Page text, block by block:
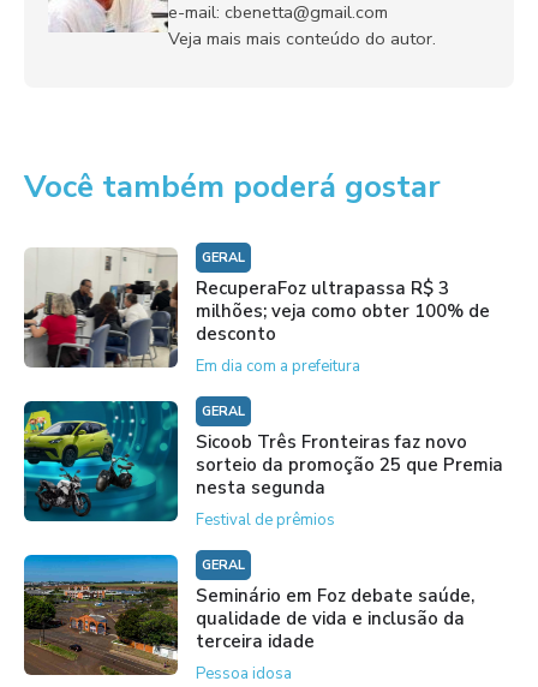
e-mail: cbenetta@gmail.com
Veja mais mais conteúdo do autor.
Você também poderá gostar
GERAL
RecuperaFoz ultrapassa R$ 3
milhões; veja como obter 100% de
desconto
Em dia com a prefeitura
GERAL
Sicoob Três Fronteiras faz novo
sorteio da promoção 25 que Premia
nesta segunda
Festival de prêmios
GERAL
Seminário em Foz debate saúde,
qualidade de vida e inclusão da
terceira idade
Pessoa idosa